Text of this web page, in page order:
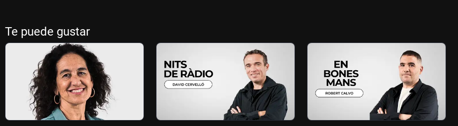
Te puede gustar